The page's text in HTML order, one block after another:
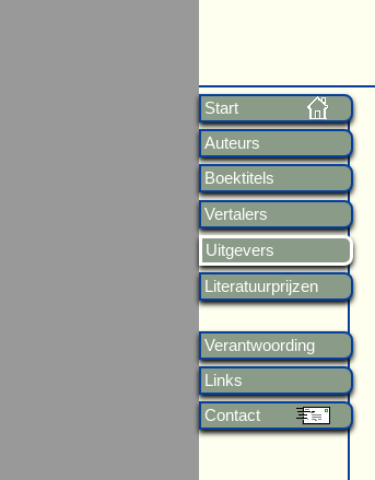
Start
Auteurs
Boektitels
Vertalers
Uitgevers
Literatuurprijzen
Verantwoording
Links
Contact